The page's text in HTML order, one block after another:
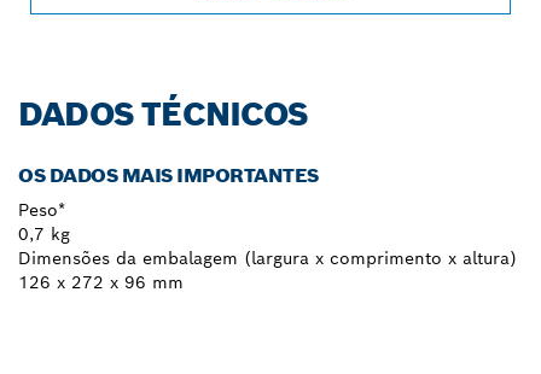
DADOS TÉCNICOS
OS DADOS MAIS IMPORTANTES
Peso*
0,7 kg
Dimensões da embalagem (largura x comprimento x altura)
126 x 272 x 96 mm